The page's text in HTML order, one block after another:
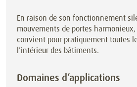
En raison de son fonctionnement
mouvements de portes
convient pour pratiquement toutes
l’intérieur des bâtiments.
Domaines d’applications